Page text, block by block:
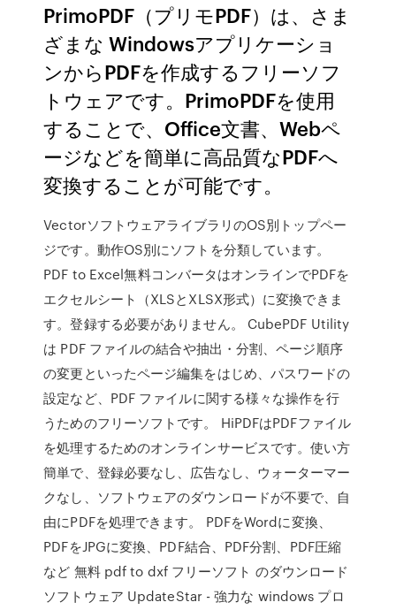
PrimoPDF（プリモPDF）は、さま
ざまな Windowsアプリケーショ
ンからPDFを作成するフリーソフ
トウェアです。PrimoPDFを使用
することで、Office文書、Webペ
ージなどを簡単に高品質なPDFへ
変換することが可能です。
VectorソフトウェアライブラリのOS別トップペー
ジです。動作OS別にソフトを分類しています。
PDF to Excel無料コンバータはオンラインでPDFを
エクセルシート（XLSとXLSX形式）に変換できま
す。登録する必要がありません。 CubePDF Utility
は PDF ファイルの結合や抽出・分割、ページ順序
の変更といったページ編集をはじめ、パスワードの
設定など、PDF ファイルに関する様々な操作を行
うためのフリーソフトです。 HiPDFはPDFファイル
を処理するためのオンラインサービスです。使い方
簡単で、登録必要なし、広告なし、ウォーターマー
クなし、ソフトウェアのダウンロードが不要で、自
由にPDFを処理できます。 PDFをWordに変換、
PDFをJPGに変換、PDF結合、PDF分割、PDF圧縮
など 無料 pdf to dxf フリーソフト のダウンロード
ソフトウェア UpdateStar - 強力な windows プロ